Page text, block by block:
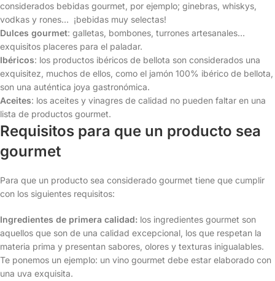
considerados bebidas gourmet, por ejemplo; ginebras, whiskys,
vodkas y rones… ¡bebidas muy selectas!
Dulces gourmet: galletas, bombones, turrones artesanales…
exquisitos placeres para el paladar.
Ibéricos: los productos ibéricos de bellota son considerados una
exquisitez, muchos de ellos, como el jamón 100% ibérico de bellota,
son una auténtica joya gastronómica.
Aceites: los aceites y vinagres de calidad no pueden faltar en una
lista de productos gourmet.
Requisitos para que un producto sea
gourmet
Para que un producto sea considerado gourmet tiene que cumplir
con los siguientes requisitos:
Ingredientes de primera calidad: los ingredientes gourmet son
aquellos que son de una calidad excepcional, los que respetan la
materia prima y presentan sabores, olores y texturas inigualables.
Te ponemos un ejemplo: un vino gourmet debe estar elaborado con
una uva exquisita.